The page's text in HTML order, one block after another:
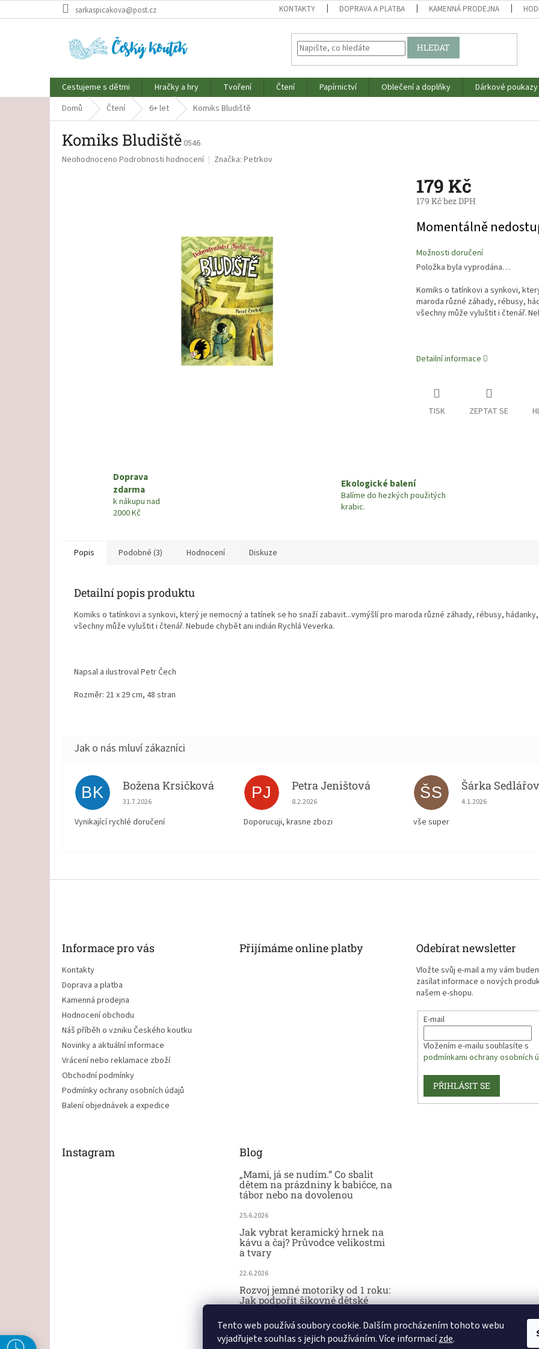
Tento web používá soubory cookie. Dalším procházením tohoto webu
vyjadřujete souhlas s jejich používáním. Více informacízde.
na
sarkaspicakova@post.cz KONTAKTY DOPRAVA A PLATBA KAMENNÁ PRODEJNA
HLEDAT
Cestujeme s dětmi Hračky a hry Tvoření Čtení Papírnictví Oblečení a doplňky Dárkové poukazy
Domů
Čtení 6+ let Komiks Bludiště
Komiks Bludiště 0546
Průměrné
Neohodnoceno Podrobnosti hodnocení Značka: Petrkov
179 Kč
179 Kč bez DPH
cena:
Momentálně
Možnosti doručení
Položka byla vyprodána…
Komiks o tatínkovi a synkovi,
maroda různé záhady, rébusy,
všechny může vyluštit i čtenář.
Detailní informace
TISK ZEPTAT SE
Doprava
zdarma
k nákupu nad
2000 Kč
Ekologické balení
Balíme do hezkých použitých
krabic.
Popis Podobné (3) Hodnocení Diskuze
Detailní popis produktu
Komiks o tatínkovi a synkovi, který je nemocný a tatínek se ho snaží zabavit...vymýšlí pro maroda různé záhady, rébusy,
všechny může vyluštit i čtenář. Nebude chybět ani indián Rychlá Veverka.
Napsal a ilustroval Petr Čech
Rozměr: 21 x 29 cm, 48 stran
BK Božena Krsičková
Hodnocení obchodu je 5 z 5 hvězdiček.
31.7.2026
Vynikající rychlé doručení
PJ Petra Jeništová
Hodnocení obchodu je 5 z 5 hvězdiček.
8.2.2026
Doporucuji, krasne zbozi
ŠS Šárka
Hodnocení obchodu
4.1.2026
vše super
Informace pro vás
Kontakty
Doprava a platba
Kamenná prodejna
Hodnocení obchodu
Náš příběh o vzniku Českého koutku
Novinky a aktuální informace
Vrácení nebo reklamace zboží
Obchodní podmínky
Podmínky ochrany osobních údajů
Balení objednávek a expedice
Přijímáme online platby Odebírat newsletter
Vložte svůj e-mail a my vám
zasílat informace o nových
našem e-shopu.
E-mail
Vložením e-mailu souhlasíte s
podmínkami ochrany osobních
PŘIHLÁSIT SE
Instagram Blog
„Mami, já se nudím.“ Co sbalit
dětem na prázdniny k babičce, na
tábor nebo na dovolenou
25.6.2026
Jak vybrat keramický hrnek na
kávu a čaj? Průvodce velikostmi
a tvary
22.6.2026
Rozvoj jemné motoriky od 1 roku:
Jak podpořit šikovné dětské
18.6.2026